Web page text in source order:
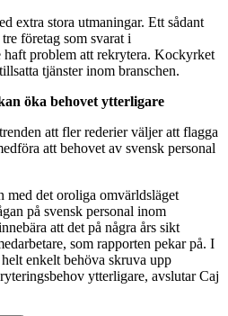
extra stora utmaningar. Ett sådant
företag som svarat i
haft problem att rekrytera. Kockyrket
tjänster inom branschen.
öka behovet ytterligare
att fler rederier väljer att flagga
att behovet av svensk personal
det oroliga omvärldsläget
på svensk personal inom
att det på några års sikt
som rapporten pekar på. I
enkelt behöva skruva upp
ytterligare, avslutar Caj